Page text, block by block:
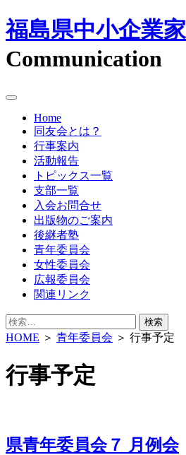
福島県中小企業
Communication
Home
同友会とは？
行事案内
活動報告
トピックス一覧
支部一覧
入会お問合せ
出版物のご案内
後継者塾
青年委員会
女性委員会
広報委員会
関連リンク
検
索:
HOME ＞ 青年委員会 ＞ 行事予定
行事予定
県青年委員会７ 月例会